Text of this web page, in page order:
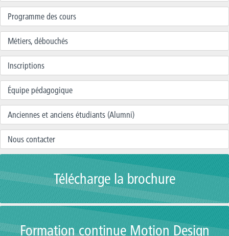
Programme des cours
Métiers, débouchés
Inscriptions
Équipe pédagogique
Anciennes et anciens étudiants (Alumni)
Nous contacter
Télécharge la brochure
Formation continue Motion Design